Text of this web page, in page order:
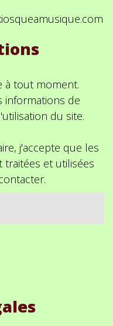
à tout moment.
informations de
du site.
j'accepte que les
traitées et utilisées